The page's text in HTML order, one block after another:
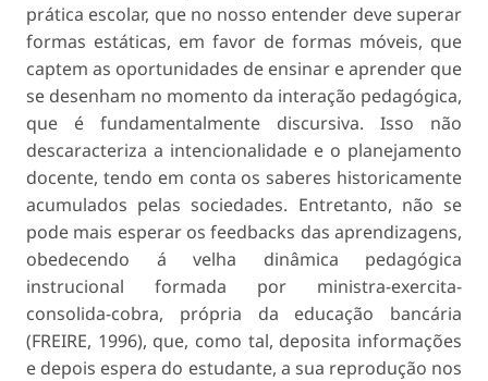
prática escolar, que no nosso entender deve su­perar
formas estáticas, em favor de formas móveis, que
captem as oportunidades de ensinar e apren­der que
se desenham no momento da interação pedagógica,
que é fundamentalmente discursiva. Isso não
descaracteriza a intencionalidade e o planejamento
docente, tendo em conta os sabe­res historicamente
acumulados pelas sociedades. Entretanto, não se
pode mais esperar os feedbacks das aprendizagens,
obedecendo á velha dinâmi­ca pedagógica
instrucional formada por minis­tra-exercita-
consolida-cobra, própria da educação bancária
(FREIRE, 1996), que, como tal, deposita informações
e depois espera do estudante, a sua reprodução nos